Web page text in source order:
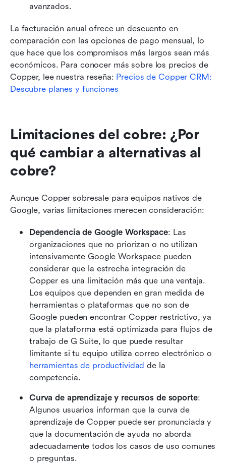
avanzados.
La facturación anual ofrece un descuento en
comparación con las opciones de pago mensual, lo
que hace que los compromisos más largos sean más
económicos. Para conocer más sobre los precios de
Copper, lee nuestra reseña: Precios de Copper CRM:
Descubre planes y funciones
Limitaciones del cobre: ¿Por
qué cambiar a alternativas al
cobre?
Aunque Copper sobresale para equipos nativos de
Google, varias limitaciones merecen consideración:
Dependencia de Google Workspace: Las
organizaciones que no priorizan o no utilizan
intensivamente Google Workspace pueden
considerar que la estrecha integración de
Copper es una limitación más que una ventaja.
Los equipos que dependen en gran medida de
herramientas o plataformas que no son de
Google pueden encontrar Copper restrictivo, ya
que la plataforma está optimizada para flujos de
trabajo de G Suite, lo que puede resultar
herramientas de productividad de la
competencia.
Curva de aprendizaje y recursos de soporte:
Algunos usuarios informan que la curva de
aprendizaje de Copper puede ser pronunciada y
que la documentación de ayuda no aborda
adecuadamente todos los casos de uso comunes
o preguntas.